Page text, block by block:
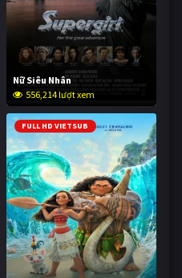
Nữ Siêu Nhân
556,214 lượt xem
FULL HD VIETSUB